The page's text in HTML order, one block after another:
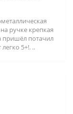
ручке крепкая
пришёл потачил
5+!. ..